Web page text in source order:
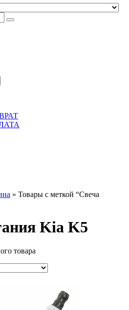
» Товары с меткой “Свеча
Kia K5
товара